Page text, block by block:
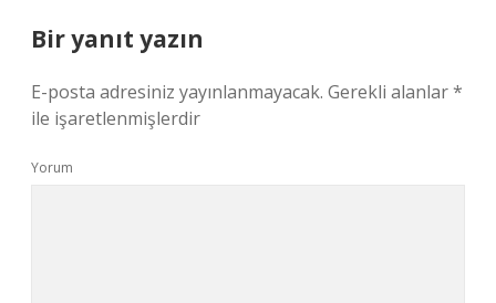
Bir yanıt yazın
E-posta adresiniz yayınlanmayacak. Gerekli alanlar*
ile işaretlenmişlerdir
Yorum